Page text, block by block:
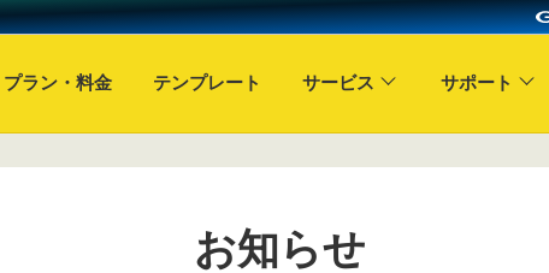
プラン・料金 テンプレート サービス サポート
お知らせ